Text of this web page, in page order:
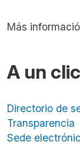
Más
A un clic
Directorio de
Transparencia
Sede